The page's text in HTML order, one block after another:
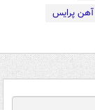
پرایس